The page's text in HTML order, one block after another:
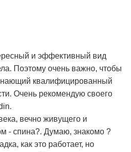
и эффективный вид
Поэтому очень важно, чтобы
квалифицированный
Очень рекомендую своего
вечно живущего и
- спина?. Думаю, знакомо ?
как это работает, но